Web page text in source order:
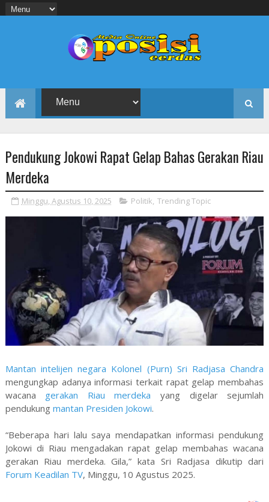
Pendukung Jokowi Rapat Gelap Bahas Gerakan Riau
Merdeka
Minggu, Agustus 10, 2025 Politik, Trending Topic
Mantan intelijen negara Kolonel (Purn) Sri Radjasa Chandra
mengungkap adanya informasi terkait rapat gelap membahas
wacana gerakan Riau merdeka yang digelar sejumlah
pendukung mantan Presiden Jokowi.
“Beberapa hari lalu saya mendapatkan informasi pendukung
Jokowi di Riau mengadakan rapat gelap membahas wacana
gerakan Riau merdeka. Gila,” kata Sri Radjasa dikutip dari
Forum Keadilan TV, Minggu, 10 Agustus 2025.